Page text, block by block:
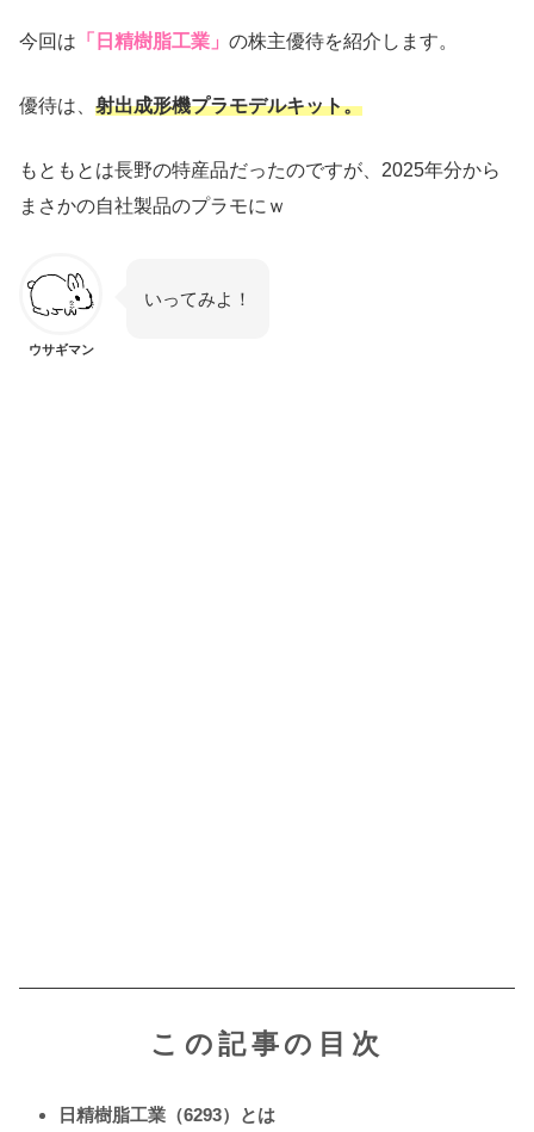
今回は 「日精樹脂工業」 の株主優待を紹介します。
優待は、 射出成形機プラモデルキット。
もともとは長野の特産品だったのですが、2025年分から
まさかの自社製品のプラモにｗ
ウサギマン
いってみよ！
この記事の目次
日精樹脂工業（6293）とは